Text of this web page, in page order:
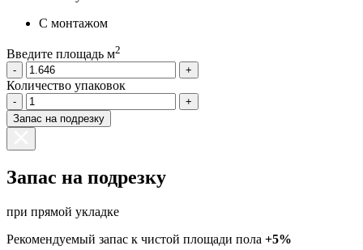
С монтажом
Введите площадь м2
-
+
Количество упаковок
-
+
Запас на подрезку
Запас на подрезку
при прямой укладке
Рекомендуемый запас к чистой площади пола +5%